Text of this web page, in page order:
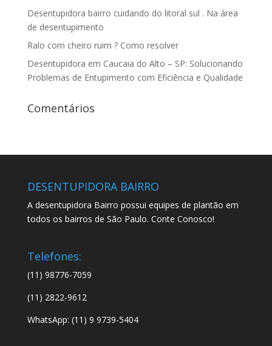
Desentupidora bairro cuidando do litoral sul . Na área
de desentupimento
Ralo com cheiro ruim ? Como resolver
Desentupidora em Caucaia do Alto – SP: Solucionando
Problemas de Entupimento com Eficiência e Qualidade
Comentários
DESENTUPIDORA BAIRRO
A desentupidora Bairro possui equipes de plantão em
todos os bairros de São Paulo. Conte Conosco!
Telefones:
(11) 98776-7059
(11) 2822-9612
WhatsApp: (11) 9 9739-5404